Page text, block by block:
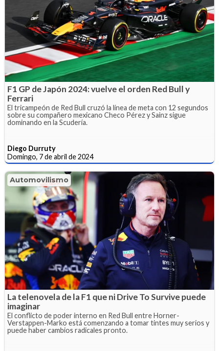
F1 GP de Japón 2024: vuelve el orden Red Bull y
Ferrari
El tricampeón de Red Bull cruzó la línea de meta con 12 segundos
sobre su compañero mexicano Checo Pérez y Sainz sigue
dominando en la Scudería.
Diego Durruty
Domingo, 7 de abril de 2024
Automovilismo
La telenovela de la F1 que ni Drive To Survive puede
imaginar
El conflicto de poder interno en Red Bull entre Horner-
Verstappen-Marko está comenzando a tomar tintes muy serios y
puede haber cambios radicales pronto.